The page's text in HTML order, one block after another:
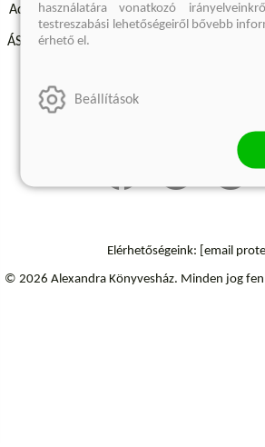
Adatvédelmi szabályzatok Elállási
ÁSZF - Vásárlási feltételek
Szállítási információk
Elérhetőségeink: [email
© 2026 Alexandra Könyvesház. Minden jog
használatára vonatkozó
testreszabási lehetőségeiről bővebb
érhető el.
Beállítások